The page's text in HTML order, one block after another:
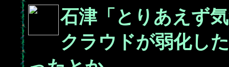
石津「とりあえず
クラウドが弱化し